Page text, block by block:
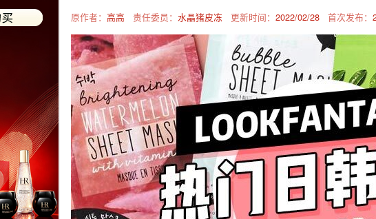
原作者： 高高 责任委员： 水晶猪皮冻 更新时间： 2022/02/28 首次发布：